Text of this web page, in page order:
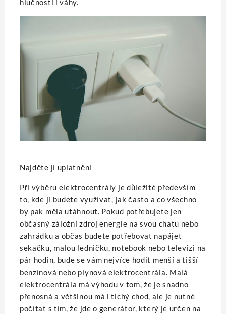
hlučnosti i váhy.
Najděte jí uplatnění
Při výběru elektrocentrály je důležité především
to, kde ji budete využívat, jak často a co všechno
by pak měla utáhnout. Pokud potřebujete jen
občasný záložní zdroj energie na svou chatu nebo
zahrádku a občas budete potřebovat napájet
sekačku, malou ledničku, notebook nebo televizi na
pár hodin, bude se vám nejvíce hodit menší a tišší
benzínová nebo plynová elektrocentrála. Malá
elektrocentrála má výhodu v tom, že je snadno
přenosná a většinou má i tichý chod, ale je nutné
počítat s tím, že jde o generátor, který je určen na